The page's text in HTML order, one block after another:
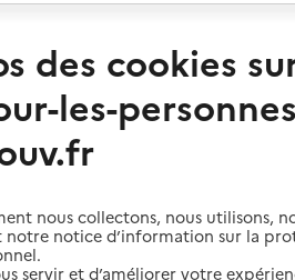
de retraite
de Josselin
de l'annuaire
hospitalier de
des cookies
les-
nous collectons, nous utilisons,
notre notice d’information sur la
servir et d’améliorer votre